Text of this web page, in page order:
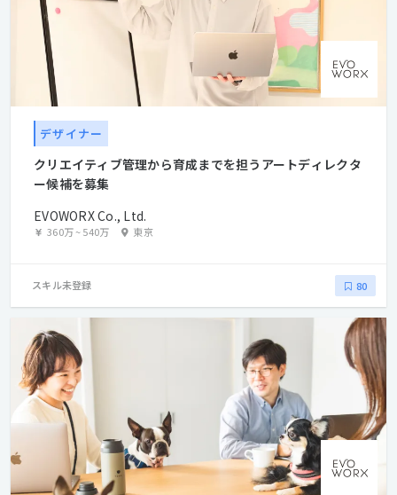
デザイナー
クリエイティブ管理から育成までを担うアートディレクタ
ー候補を募集
EVOWORX Co., Ltd.
360万~540万 東京
スキル未登録 80